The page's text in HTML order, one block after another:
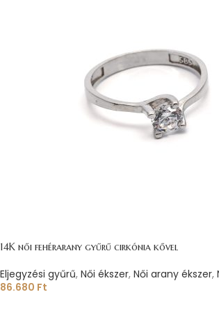
14K női fehérarany gyűrű cirkónia kővel
Eljegyzési gyűrű, Női ékszer, Női arany ékszer,
86.680 Ft